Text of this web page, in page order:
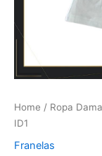
Home / Ropa Dama
ID1
Franelas